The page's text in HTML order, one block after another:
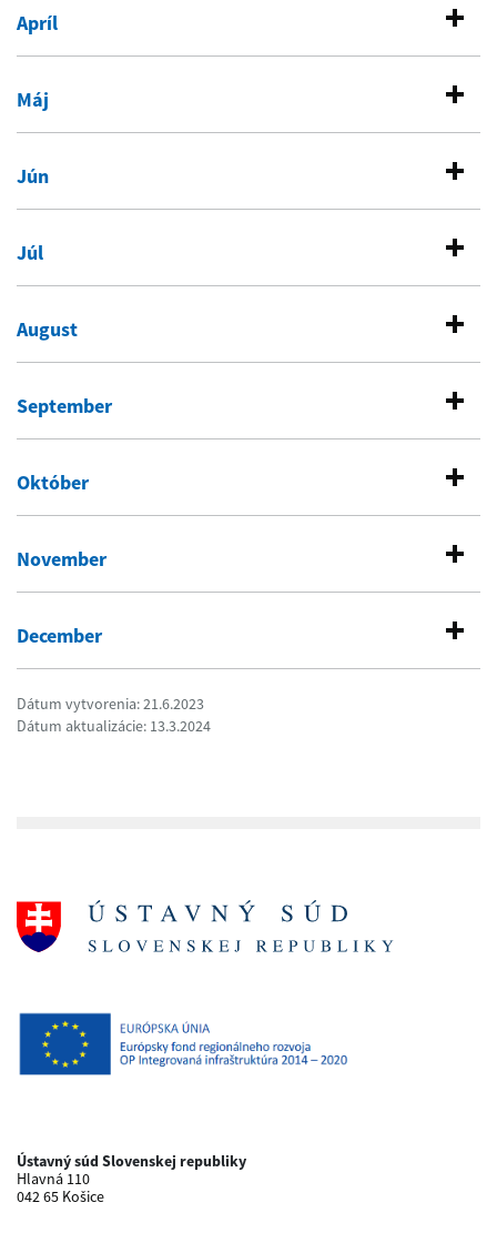
Apríl
Máj
Jún
Júl
August
September
Október
November
December
Dátum vytvorenia: 21.6.2023
Dátum aktualizácie: 13.3.2024
Ústavný súd Slovenskej republiky
Hlavná 110
042 65 Košice